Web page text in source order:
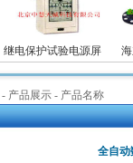
继电保护试验电源屏 海
- 产品展示 - 产品名称
全自动